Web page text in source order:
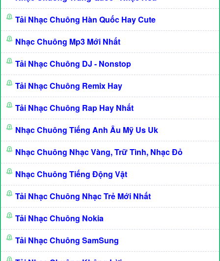
Tải Nhạc Chuông Hàn Quốc Hay Cute
Nhạc Chuông Mp3 Mới Nhất
Tải Nhạc Chuông DJ - Nonstop
Tải Nhạc Chuông Remix Hay
Tải Nhạc Chuông Rap Hay Nhất
Nhạc Chuông Tiếng Anh Âu Mỹ Us Uk
Nhạc Chuông Nhạc Vàng, Trữ Tình, Nhạc Đỏ
Nhạc Chuông Tiếng Động Vật
Tải Nhạc Chuông Nhạc Trẻ Mới Nhất
Tải Nhạc Chuông Nokia
Tải Nhạc Chuông SamSung